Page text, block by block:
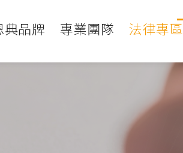
典品牌 專業團隊 法律專區